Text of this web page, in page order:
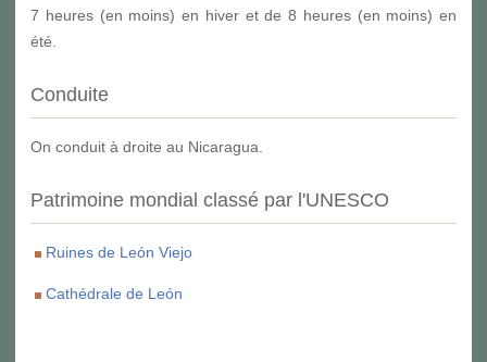
7 heures (en moins) en hiver et de 8 heures (en moins) en
été.
Conduite
On conduit à droite au Nicaragua.
Patrimoine mondial classé par l'UNESCO
Ruines de León Viejo
Cathédrale de León